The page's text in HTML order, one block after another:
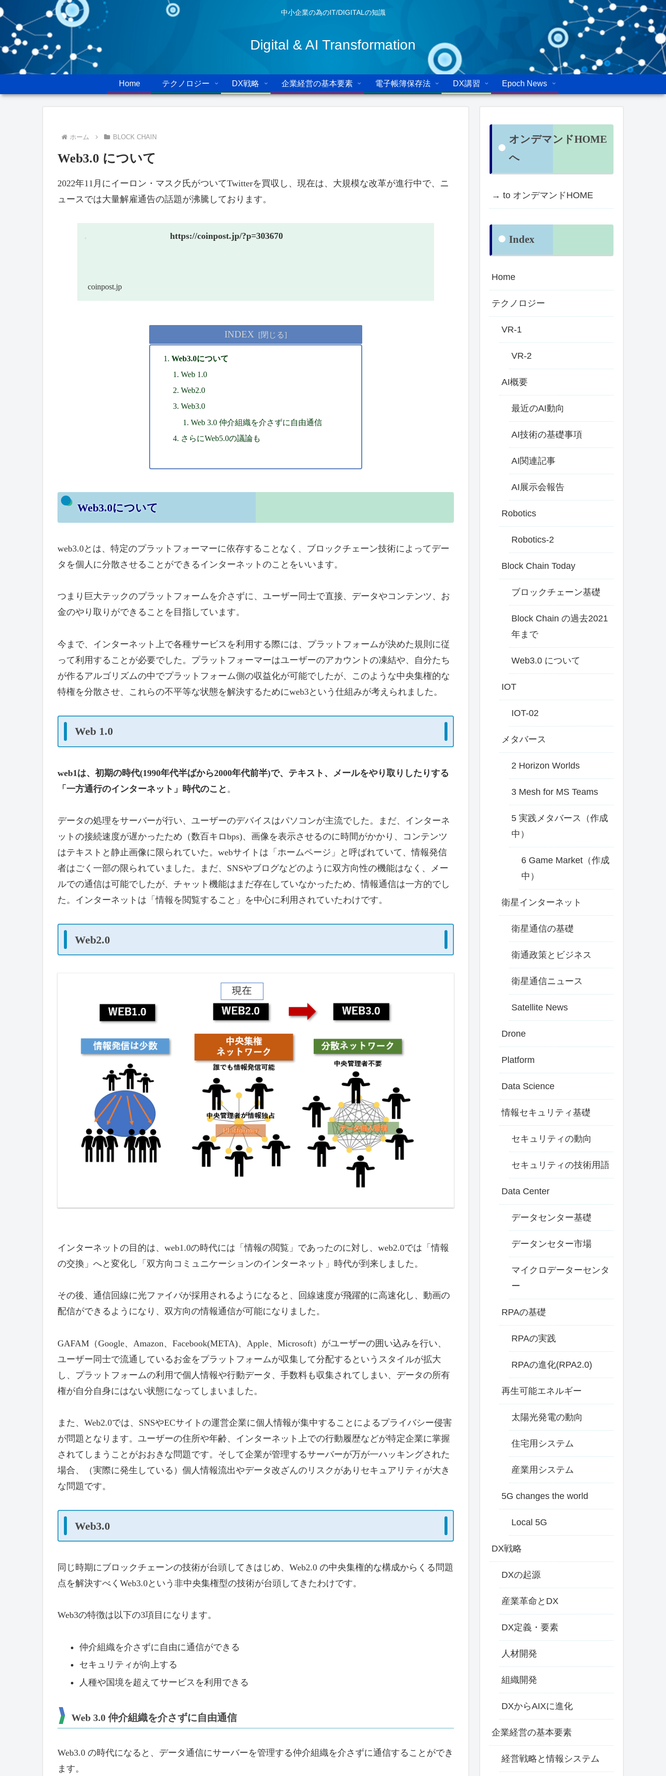
中小企業の為のIT/DIGITALの知識
Digital & AI Transformation
Home テクノロジー DX戦略 企業経営の基本要素 電子帳簿保存法 DX講習 Epoch News
ホーム BLOCK CHAIN
Web3.0 について
2022年11月にイーロン・マスク氏がついてTwitterを買収し、現在は、大規模な改革が進行中で、ニ
ュースでは大量解雇通告の話題が沸騰しております。
https://coinpost.jp/?p=303670
coinpost.jp
INDEX
Web3.0について
Web 1.0
Web2.0
Web3.0
Web 3.0 仲介組織を介さずに自由通信
さらにWeb5.0の議論も
Web3.0について
web3.0とは、特定のプラットフォーマーに依存することなく、ブロックチェーン技術によってデー
タを個人に分散させることができるインターネットのことをいいます。
つまり巨大テックのプラットフォームを介さずに、ユーザー同士で直接、データやコンテンツ、お
金のやり取りができることを目指しています。
今まで、インターネット上で各種サービスを利用する際には、プラットフォームが決めた規則に従
って利用することが必要でした。プラットフォーマーはユーザーのアカウントの凍結や、自分たち
が作るアルゴリズムの中でプラットフォーム側の収益化が可能でしたが、このような中央集権的な
特権を分散させ、これらの不平等な状態を解決するためにweb3という仕組みが考えられました。
Web 1.0
web1は、初期の時代(1990年代半ばから2000年代前半)で、テキスト、メールをやり取りしたりする
「一方通行のインターネット」時代のこと 。
データの処理をサーバーが行い、ユーザーのデバイスはパソコンが主流でした。まだ、インターネ
ットの接続速度が遅かったため（数百キロbps)、画像を表示させるのに時間がかかり、コンテンツ
はテキストと静止画像に限られていた。webサイトは「ホームページ」と呼ばれていて、情報発信
者はごく一部の限られていました。まだ、SNSやブログなどのように双方向性の機能はなく、メー
ルでの通信は可能でしたが、チャット機能はまだ存在していなかったため、情報通信は一方的でし
た。インターネットは「情報を閲覧すること」を中心に利用されていたわけです。
Web2.0
インターネットの目的は、web1.0の時代には「情報の閲覧」であったのに対し、web2.0では「情報
の交換」へと変化し「双方向コミュニケーションのインターネット」時代が到来しました。
その後、通信回線に光ファイバが採用されるようになると、回線速度が飛躍的に高速化し、動画の
配信ができるようになり、双方向の情報通信が可能になりました。
GAFAM（Google、Amazon、Facebook(META)、Apple、Microsoft）がユーザーの囲い込みを行い、
ユーザー同士で流通しているお金をプラットフォームが収集して分配するというスタイルが拡大
し、プラットフォームの利用で個人情報や行動データ、手数料も収集されてしまい、データの所有
権が自分自身にはない状態になってしまいました。
また、Web2.0では、SNSやECサイトの運営企業に個人情報が集中することによるプライバシー侵害
が問題となります。ユーザーの住所や年齢、インターネット上での行動履歴などが特定企業に掌握
されてしまうことがおおきな問題です。そして企業が管理するサーバーが万が一ハッキングされた
場合、（実際に発生している）個人情報流出やデータ改ざんのリスクがありセキュアリティが大き
な問題です。
Web3.0
同じ時期にブロックチェーンの技術が台頭してきはじめ、Web2.0 の中央集権的な構成からくる問題
点を解決すべくWeb3.0という非中央集権型の技術が台頭してきたわけです。
Web3の特徴は以下の3項目になります。
仲介組織を介さずに自由に通信ができる
セキュリティが向上する
人種や国境を超えてサービスを利用できる
Web 3.0 仲介組織を介さずに自由通信
Web3.0 の時代になると、データ通信にサーバーを管理する仲介組織を介さずに通信することができ
ます。
オンデマンドHOME
へ
→ to オンデマンドHOME
Index
Home
テクノロジー
VR-1
VR-2
AI概要
最近のAI動向
AI技術の基礎事項
AI関連記事
AI展示会報告
Robotics
Robotics-2
Block Chain Today
ブロックチェーン基礎
Block Chain の過去2021
年まで
Web3.0 について
IOT
IOT-02
メタバース
2 Horizon Worlds
3 Mesh for MS Teams
5 実践メタバース（作成
中）
6 Game Market（作成
中）
衛星インターネット
衛星通信の基礎
衛通政策とビジネス
衛星通信ニュース
Satellite News
Drone
Platform
Data Science
情報セキュリティ基礎
セキュリティの動向
セキュリティの技術用語
Data Center
データセンター基礎
データンセター市場
マイクロデーターセンタ
ー
RPAの基礎
RPAの実践
RPAの進化(RPA2.0)
再生可能エネルギー
太陽光発電の動向
住宅用システム
産業用システム
5G changes the world
Local 5G
DX戦略
DXの起源
産業革命とDX
DX定義・要素
人材開発
組織開発
DXからAIXに進化
企業経営の基本要素
経営戦略と情報システム